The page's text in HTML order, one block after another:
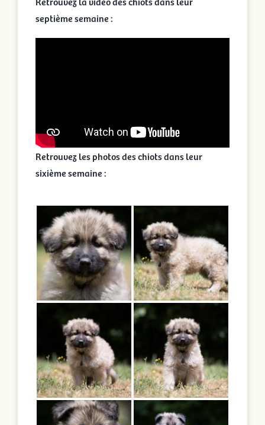
septième semaine :
Retrouvez les photos des chiots dans leur
sixième semaine :